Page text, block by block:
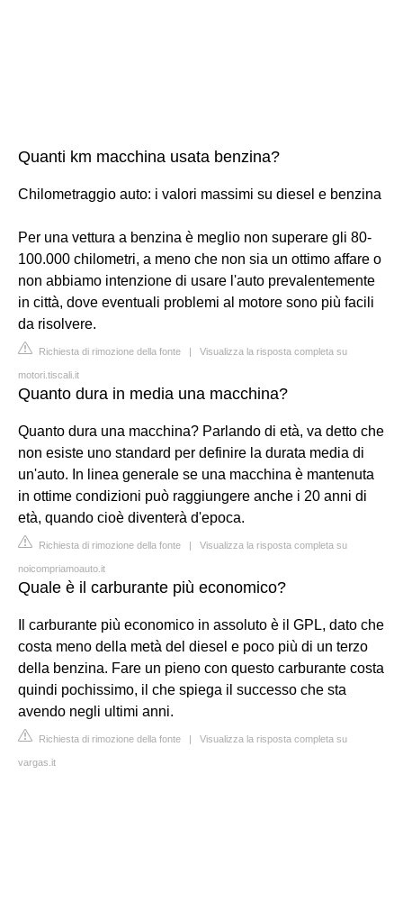
Quanti km macchina usata benzina?
Chilometraggio auto: i valori massimi su diesel e benzina
Per una vettura a benzina è meglio non superare gli 80-
100.000 chilometri, a meno che non sia un ottimo affare o
non abbiamo intenzione di usare l'auto prevalentemente
in città, dove eventuali problemi al motore sono più facili
da risolvere.
Richiesta di rimozione della fonte | Visualizza la risposta completa su
motori.tiscali.it
Quanto dura in media una macchina?
Quanto dura una macchina? Parlando di età, va detto che
non esiste uno standard per definire la durata media di
un'auto. In linea generale se una macchina è mantenuta
in ottime condizioni può raggiungere anche i 20 anni di
età, quando cioè diventerà d'epoca.
Richiesta di rimozione della fonte | Visualizza la risposta completa su
noicompriamoauto.it
Quale è il carburante più economico?
Il carburante più economico in assoluto è il GPL, dato che
costa meno della metà del diesel e poco più di un terzo
della benzina. Fare un pieno con questo carburante costa
quindi pochissimo, il che spiega il successo che sta
avendo negli ultimi anni.
Richiesta di rimozione della fonte | Visualizza la risposta completa su
vargas.it